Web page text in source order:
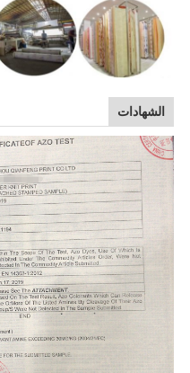
الشهادات